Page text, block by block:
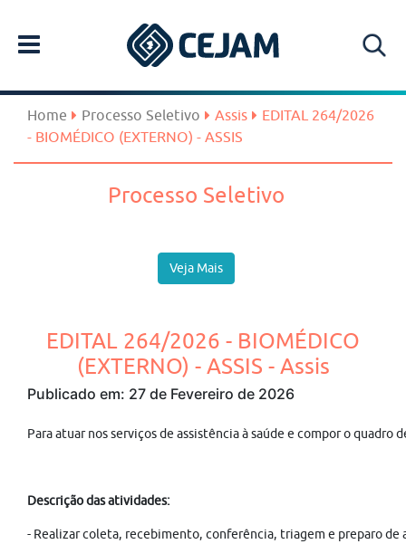
Home Processo Seletivo Assis
EDITAL 264/2026
- BIOMÉDICO (EXTERNO) - ASSIS
Processo Seletivo
Veja Mais
EDITAL 264/2026 - BIOMÉDICO
(EXTERNO) - ASSIS - Assis
Publicado em: 27 de Fevereiro de 2026
Para atuar nos serviços de assistência à saúde e compor o
Descrição das atividades:
- Realizar coleta, recebimento, conferência, triagem e preparo de